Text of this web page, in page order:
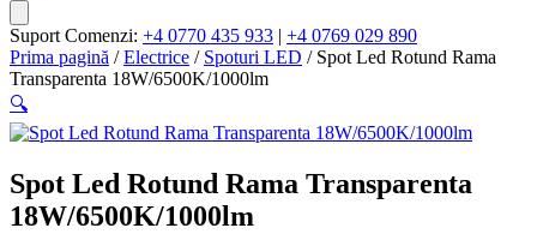
Suport Comenzi: +4 0770 435 933 | +4 0769 029 890
Prima pagină /Electrice / Spoturi LED / Spot Led Rotund Rama
Transparenta 18W/6500K/1000lm
🔍
Spot Led Rotund Rama Transparenta
18W/6500K/1000lm